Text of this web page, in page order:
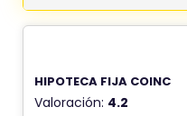
HIPOTECA FIJA COINC
Valoración: 4.2